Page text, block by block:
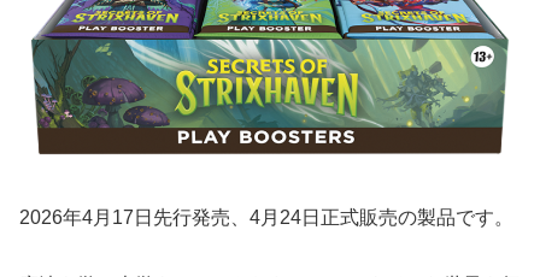
2026年4月17日先行発売、4月24日正式販売の製品です。